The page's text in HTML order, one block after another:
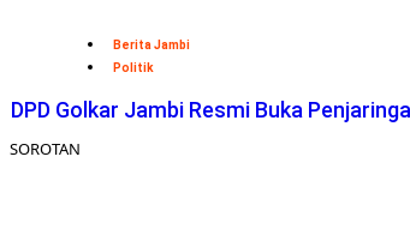
Berita Jambi
Politik
DPD Golkar Jambi Resmi Buka
SOROTAN